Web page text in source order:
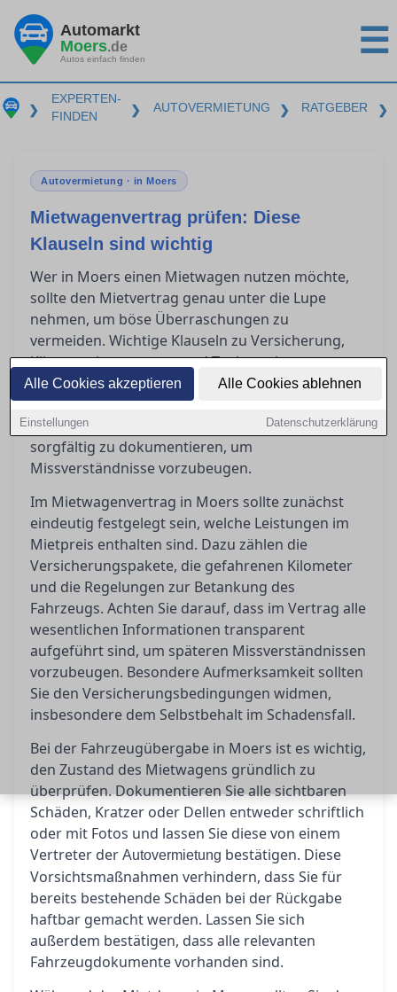
Alle Cookies akzeptieren Alle Cookies ablehnen
Einstellungen Datenschutzerklärung
Automarkt
Moers.de
Autos einfach finden ☰
❯
EXPERTEN-
FINDEN
❯ AUTOVERMIETUNG ❯ RATGEBER ❯
Autovermietung · in Moers
Mietwagenvertrag prüfen: Diese
Klauseln sind wichtig
Wer in Moers einen Mietwagen nutzen möchte,
sollte den Mietvertrag genau unter die Lupe
nehmen, um böse Überraschungen zu
vermeiden. Wichtige Klauseln zu Versicherung,
Kilometerbegrenzung und Tankregelungen
können erheblichen Einfluss auf die endgültigen
Kosten haben. Zudem ist es unerlässlich, bei
Fahrzeugübergabe und -rückgabe den Zustand
sorgfältig zu dokumentieren, um
Missverständnisse vorzubeugen.
Im Mietwagenvertrag in Moers sollte zunächst
eindeutig festgelegt sein, welche Leistungen im
Mietpreis enthalten sind. Dazu zählen die
Versicherungspakete, die gefahrenen Kilometer
und die Regelungen zur Betankung des
Fahrzeugs. Achten Sie darauf, dass im Vertrag alle
wesentlichen Informationen transparent
aufgeführt sind, um späteren Missverständnissen
vorzubeugen. Besondere Aufmerksamkeit sollten
Sie den Versicherungsbedingungen widmen,
insbesondere dem Selbstbehalt im Schadensfall.
Bei der Fahrzeugübergabe in Moers ist es wichtig,
den Zustand des Mietwagens gründlich zu
überprüfen. Dokumentieren Sie alle sichtbaren
Schäden, Kratzer oder Dellen entweder schriftlich
oder mit Fotos und lassen Sie diese von einem
Vertreter der Autovermietung bestätigen. Diese
Vorsichtsmaßnahmen verhindern, dass Sie für
bereits bestehende Schäden bei der Rückgabe
haftbar gemacht werden. Lassen Sie sich
außerdem bestätigen, dass alle relevanten
Fahrzeugdokumente vorhanden sind.